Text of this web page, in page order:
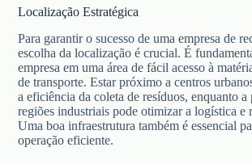
Localização Estratégica
Para garantir o sucesso de uma empresa de
escolha da localização é crucial. É
empresa em uma área de fácil acesso à
de transporte. Estar próximo a centros
a eficiência da coleta de resíduos, enquanto
regiões industriais pode otimizar a logística e
Uma boa infraestrutura também é essencial
operação eficiente.